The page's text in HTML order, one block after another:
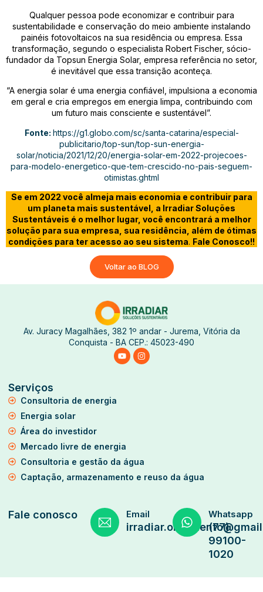
Qualquer pessoa pode economizar e contribuir para
sustentabilidade e conservação do meio ambiente instalando
painéis fotovoltaicos na sua residência ou empresa. Essa
transformação, segundo o especialista Robert Fischer, sócio-
fundador da Topsun Energia Solar, empresa referência no setor,
é inevitável que essa transição aconteça.
“A energia solar é uma energia confiável, impulsiona a economia
em geral e cria empregos em energia limpa, contribuindo com
um futuro mais consciente e sustentável”.
Fonte: https://g1.globo.com/sc/santa-catarina/especial-
publicitario/top-sun/top-sun-energia-
solar/noticia/2021/12/20/energia-solar-em-2022-projecoes-
para-modelo-energetico-que-tem-crescido-no-pais-seguem-
otimistas.ghtml
Se em 2022 você almeja mais economia e contribuir para
um planeta mais sustentável, a Irradiar Soluções
Sustentáveis é o melhor lugar, você encontrará a melhor
solução para sua empresa, sua residência, além de ótimas
condições para ter acesso ao seu sistema. Fale Conosco!!
Voltar ao BLOG
Av. Juracy Magalhães, 382 1º andar - Jurema, Vitória da
Conquista - BA CEP.: 45023-490
Serviços
Consultoria de energia
Energia solar
Área do investidor
Mercado livre de energia
Consultoria e gestão da água
Captação, armazenamento e reuso da água
Fale conosco Email Whatsapp
(77)
99100-
1020